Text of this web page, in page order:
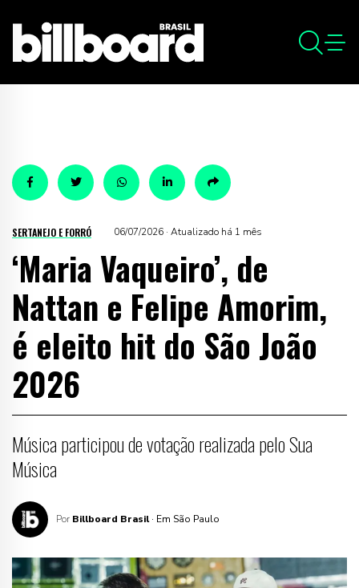
SERTANEJO E FORRÓ 06/07/2026 · Atualizado há 1 mês
‘Maria Vaqueiro’, de
Nattan e Felipe Amorim,
é eleito hit do São João
2026
Música participou de votação realizada pelo Sua
Música
Por Billboard Brasil · Em São Paulo